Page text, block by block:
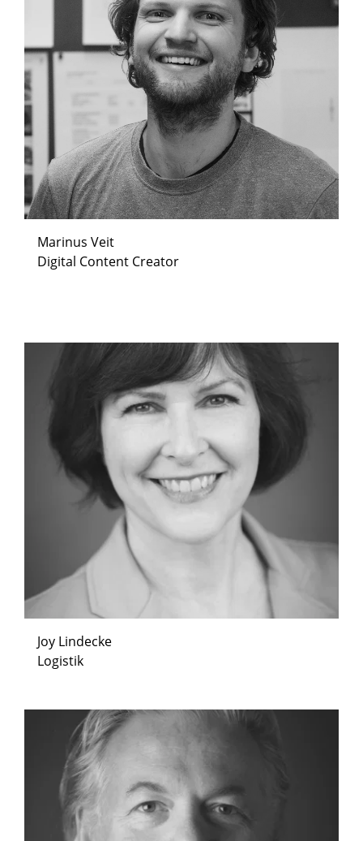
Marinus Veit
Digital Content Creator
Joy Lindecke
Logistik